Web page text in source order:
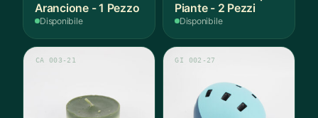
Arancione - 1 Pezzo
Disponibile
Piante - 2 Pezzi
Disponibile
CA 003-21 GI 002-27